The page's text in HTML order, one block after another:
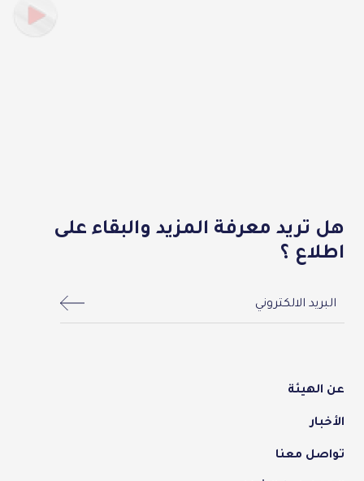
هل تريد معرفة المزيد والبقاء على
اطلاع ؟
menu-footer
عن الهيئة
الأخبار
تواصل معنا